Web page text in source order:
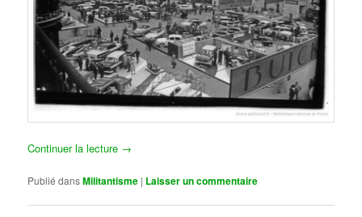
Continuer la lecture →
Publié dansMilitantisme | Laisser un commentaire